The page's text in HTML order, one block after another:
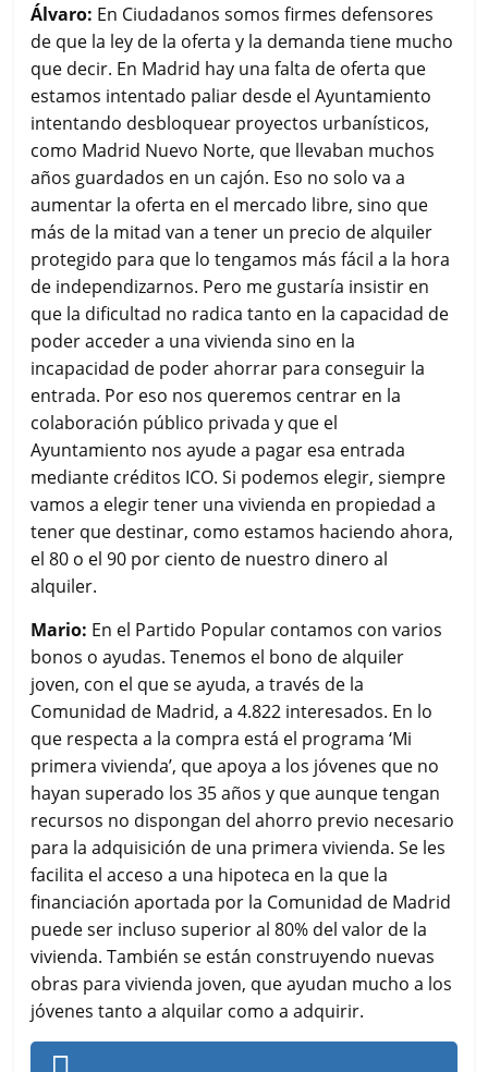
Álvaro: En Ciudadanos somos firmes defensores
de que la ley de la oferta y la demanda tiene mucho
que decir. En Madrid hay una falta de oferta que
estamos intentado paliar desde el Ayuntamiento
intentando desbloquear proyectos urbanísticos,
como Madrid Nuevo Norte, que llevaban muchos
años guardados en un cajón. Eso no solo va a
aumentar la oferta en el mercado libre, sino que
más de la mitad van a tener un precio de alquiler
protegido para que lo tengamos más fácil a la hora
de independizarnos. Pero me gustaría insistir en
que la dificultad no radica tanto en la capacidad de
poder acceder a una vivienda sino en la
incapacidad de poder ahorrar para conseguir la
entrada. Por eso nos queremos centrar en la
colaboración público privada y que el
Ayuntamiento nos ayude a pagar esa entrada
mediante créditos ICO. Si podemos elegir, siempre
vamos a elegir tener una vivienda en propiedad a
tener que destinar, como estamos haciendo ahora,
el 80 o el 90 por ciento de nuestro dinero al
alquiler.
Mario: En el Partido Popular contamos con varios
bonos o ayudas. Tenemos el bono de alquiler
joven, con el que se ayuda, a través de la
Comunidad de Madrid, a 4.822 interesados. En lo
que respecta a la compra está el programa ‘Mi
primera vivienda’, que apoya a los jóvenes que no
hayan superado los 35 años y que aunque tengan
recursos no dispongan del ahorro previo necesario
para la adquisición de una primera vivienda. Se les
facilita el acceso a una hipoteca en la que la
financiación aportada por la Comunidad de Madrid
puede ser incluso superior al 80% del valor de la
vivienda. También se están construyendo nuevas
obras para vivienda joven, que ayudan mucho a los
jóvenes tanto a alquilar como a adquirir.